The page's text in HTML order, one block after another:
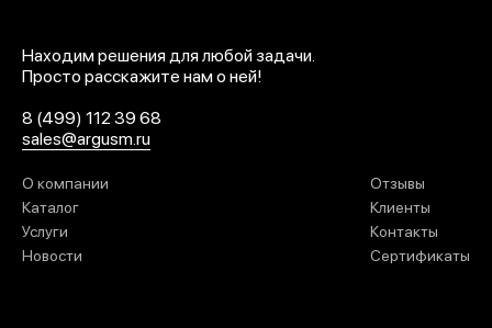
Находим решения для любой задачи.
Просто расскажите нам о ней!
8 (499) 112 39 68
sales@argusm.ru
О компании
Каталог
Услуги
Новости
Отзывы
Клиенты
Контакты
Сертификаты